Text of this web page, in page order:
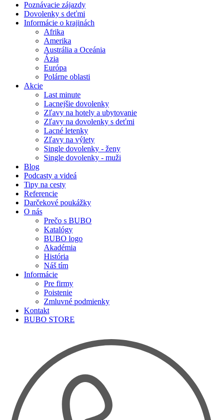
Poznávacie zájazdy
Dovolenky s deťmi
Informácie o krajinách
Afrika
Amerika
Austrália a Oceánia
Ázia
Európa
Polárne oblasti
Akcie
Last minute
Lacnejšie dovolenky
Zľavy na hotely a ubytovanie
Zľavy na dovolenky s deťmi
Lacné letenky
Zľavy na výlety
Single dovolenky - ženy
Single dovolenky - muži
Blog
Podcasty a videá
Tipy na cesty
Referencie
Darčekové poukážky
O nás
Prečo s BUBO
Katalógy
BUBO logo
Akadémia
História
Náš tím
Informácie
Pre firmy
Poistenie
Zmluvné podmienky
Kontakt
BUBO STORE